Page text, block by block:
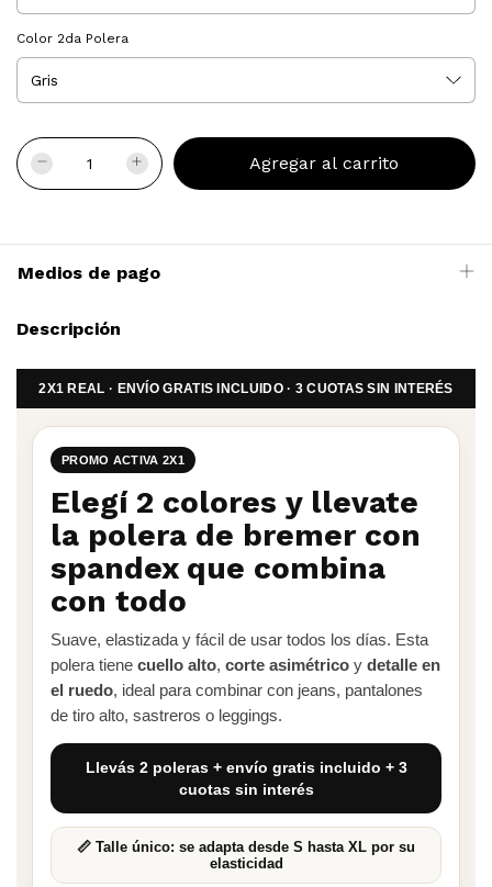
Color 2da Polera
Medios de pago
Descripción
2X1 REAL · ENVÍO GRATIS INCLUIDO · 3 CUOTAS SIN INTERÉS
PROMO ACTIVA 2X1
Elegí 2 colores y llevate
la polera de bremer con
spandex que combina
con todo
Suave, elastizada y fácil de usar todos los días. Esta
polera tiene cuello alto, corte asimétrico y detalle en
el ruedo, ideal para combinar con jeans, pantalones
de tiro alto, sastreros o leggings.
Llevás 2 poleras+ envío gratis incluido + 3
cuotas sin interés
📏 Talle único: se adapta desde S hasta XL por su
elasticidad